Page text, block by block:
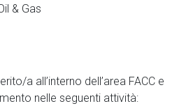
& Gas
a all’interno dell’area FACC e
nelle seguenti attività: